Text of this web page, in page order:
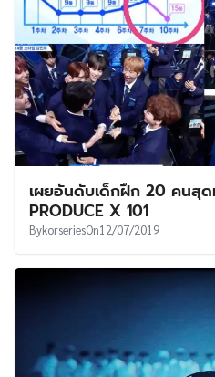
เผยอันดับเด็กฝึก 20 คนสุด
PRODUCE X 101
BykorseriesOn12/07/2019